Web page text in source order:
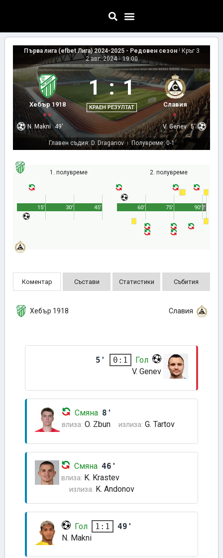
Първа лига (efbet Лига) 2024-2025 - Редовен сезон |
Кръг 3
2 авг. 2024 - 19:00
Хебър 1918
1 : 1
КРАЕН РЕЗУЛТАТ Славия
N. Makni 49' V. Genev 5'
Главен съдия: D. Draganov | Полувреме: 0-1
1. полувреме
45'
15' 30'
2. полувреме
90'
60' 75' 2'
Коментар Състави Статистики Събития
Хебър 1918 Славия
5' 0:1
Гол
V. Genev
Смяна 8'
влиза: O. Zbun излиза: G. Tartov
Смяна 46'
влиза: K. Krastev
излиза: K. Andonov
Гол 1:1
49'
N. Makni